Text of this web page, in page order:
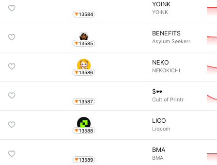
13584
YOINK
YOINK
13585
BENEFITS
Asylum Seekers
13586
NEKO
NEKOKICHI
13587 Cult of Printr
13588
LICO
Liqcom
13589
BMA